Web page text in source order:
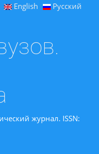
English Русский
журнал. ISSN: